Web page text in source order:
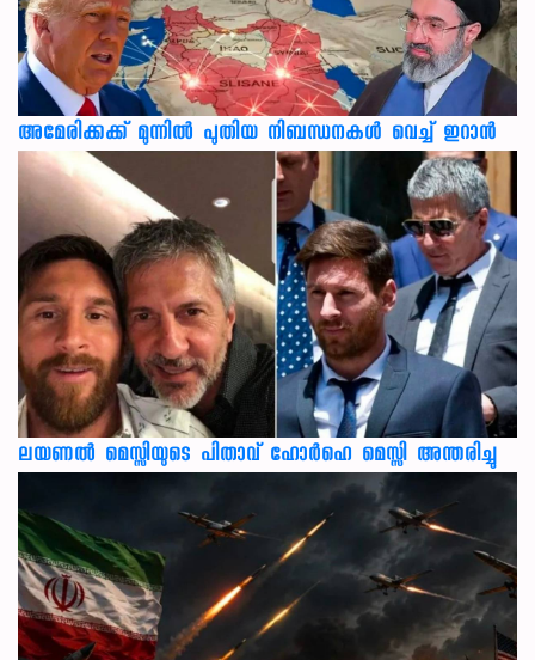
അമേരിക്കക്ക് മുന്നിൽ പുതിയ നിബന്ധനകൾ വെച്ച് ഇറാൻ
ലയണൽ മെസ്സിയുടെ പിതാവ് ഹോർഹെ മെസ്സി അന്തരിച്ചു